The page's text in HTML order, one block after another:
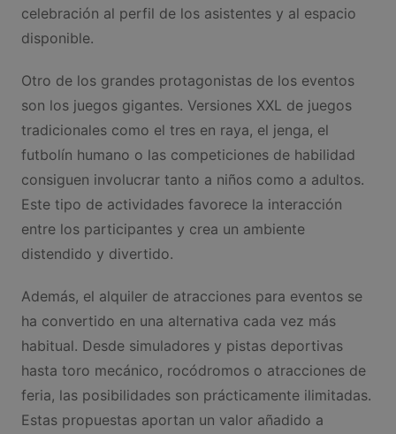
celebración al perfil de los asistentes y al espacio
disponible.
Otro de los grandes protagonistas de los eventos
son los juegos gigantes. Versiones XXL de juegos
tradicionales como el tres en raya, el jenga, el
futbolín humano o las competiciones de habilidad
consiguen involucrar tanto a niños como a adultos.
Este tipo de actividades favorece la interacción
entre los participantes y crea un ambiente
distendido y divertido.
Además, el alquiler de atracciones para eventos se
ha convertido en una alternativa cada vez más
habitual. Desde simuladores y pistas deportivas
hasta toro mecánico, rocódromos o atracciones de
feria, las posibilidades son prácticamente ilimitadas.
Estas propuestas aportan un valor añadido a